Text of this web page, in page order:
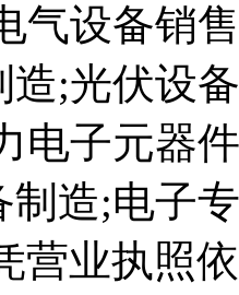
气设备销
造;光伏设
电子元器
制造;电子
营业执照